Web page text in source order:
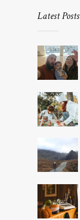
Latest Posts